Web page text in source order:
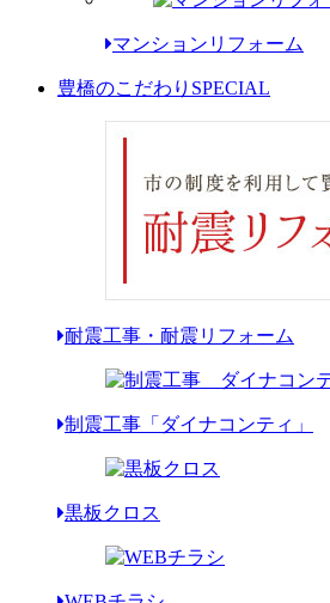
マンションリフォーム
豊橋のこだわり SPECIAL
耐震工事・耐震リフォーム
制震工事「ダイナコンティ」
黒板クロス